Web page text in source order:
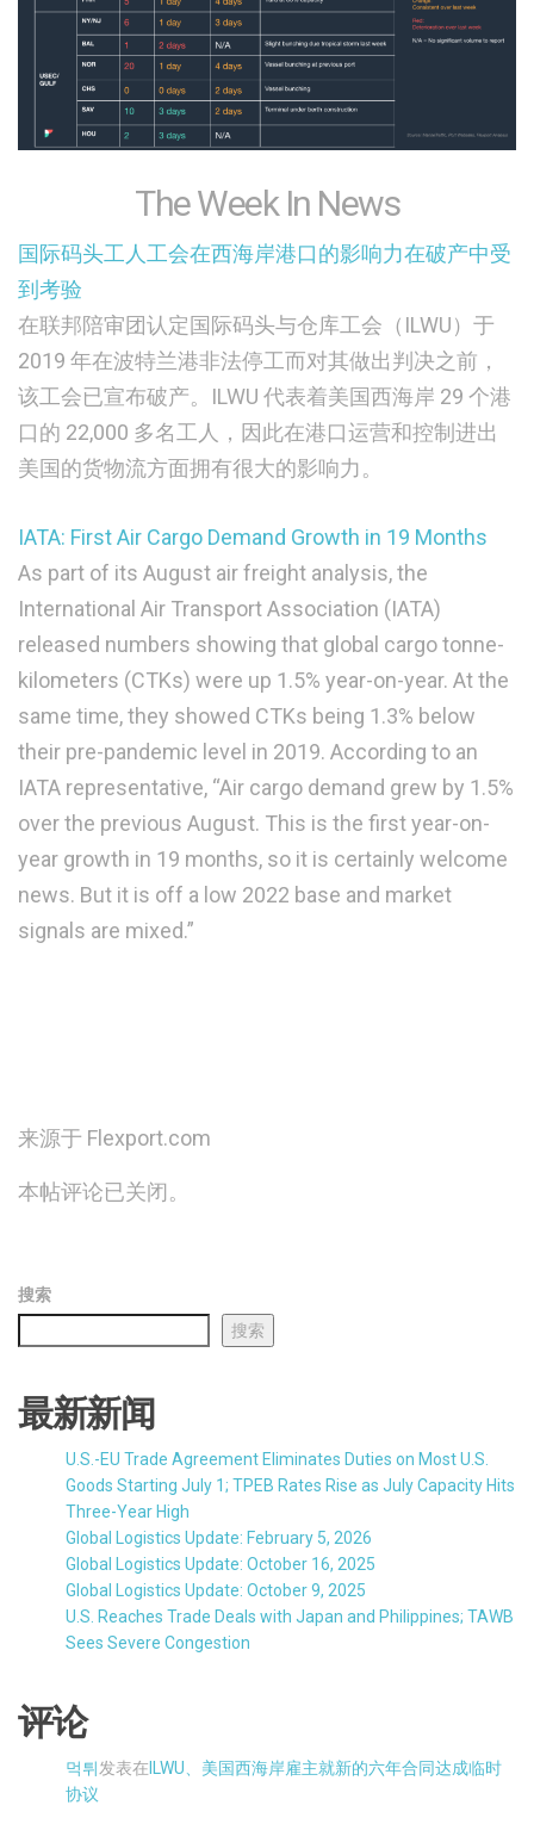
The Week In News
国际码头工人工会在西海岸港口的影响力在破产中受
到考验
在联邦陪审团认定国际码头与仓库工会（ILWU）于
2019 年在波特兰港非法停工而对其做出判决之前，
该工会已宣布破产。ILWU 代表着美国西海岸 29 个港
口的 22,000 多名工人，因此在港口运营和控制进出
美国的货物流方面拥有很大的影响力。
IATA: First Air Cargo Demand Growth in 19 Months
As part of its August air freight analysis, the
International Air Transport Association (IATA)
released numbers showing that global cargo tonne-
kilometers (CTKs) were up 1.5% year-on-year. At the
same time, they showed CTKs being 1.3% below
their pre-pandemic level in 2019. According to an
IATA representative, “Air cargo demand grew by 1.5%
over the previous August. This is the first year-on-
year growth in 19 months, so it is certainly welcome
news. But it is off a low 2022 base and market
signals are mixed.”
来源于 Flexport.com
本帖评论已关闭。
搜索
搜索
最新新闻
U.S.-EU Trade Agreement Eliminates Duties on Most U.S.
Goods Starting July 1; TPEB Rates Rise as July Capacity Hits
Three-Year High
Global Logistics Update: February 5, 2026
Global Logistics Update: October 16, 2025
Global Logistics Update: October 9, 2025
U.S. Reaches Trade Deals with Japan and Philippines; TAWB
Sees Severe Congestion
评论
먹튀发表在 ILWU、美国西海岸雇主就新的六年合同达成临时
协议